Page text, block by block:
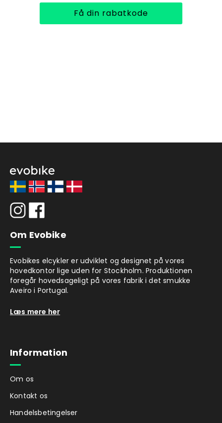
Få din rabatkode
Om Evobike
Evobikes elcykler er udviklet og designet på vores
hovedkontor lige uden for Stockholm. Produktionen
foregår hovedsageligt på vores fabrik i det smukke
Aveiro i Portugal.
Læs mere her
Information
Om os
Kontakt os
Handelsbetingelser